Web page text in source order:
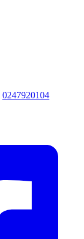
0247920104